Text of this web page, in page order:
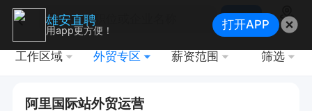
搜索
地图
工作区域 外贸专区 薪资范围 筛选
阿里国际站外贸运营
雄安直聘
用app更方便！ 打开APP